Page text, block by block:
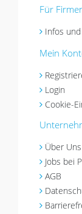
Für
Infos
Mein
Login
Cookie-
Über Uns
Jobs bei
AGB